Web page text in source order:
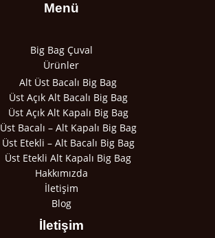
Menü
Big Bag Çuval
Ürünler
Alt Üst Bacalı Big Bag
Üst Açık Alt Bacalı Big Bag
Üst Açık Alt Kapalı Big Bag
Üst Bacalı – Alt Kapalı Big Bag
Üst Etekli – Alt Bacalı Big Bag
Üst Etekli Alt Kapalı Big Bag
Hakkımızda
İletişim
Blog
İletişim